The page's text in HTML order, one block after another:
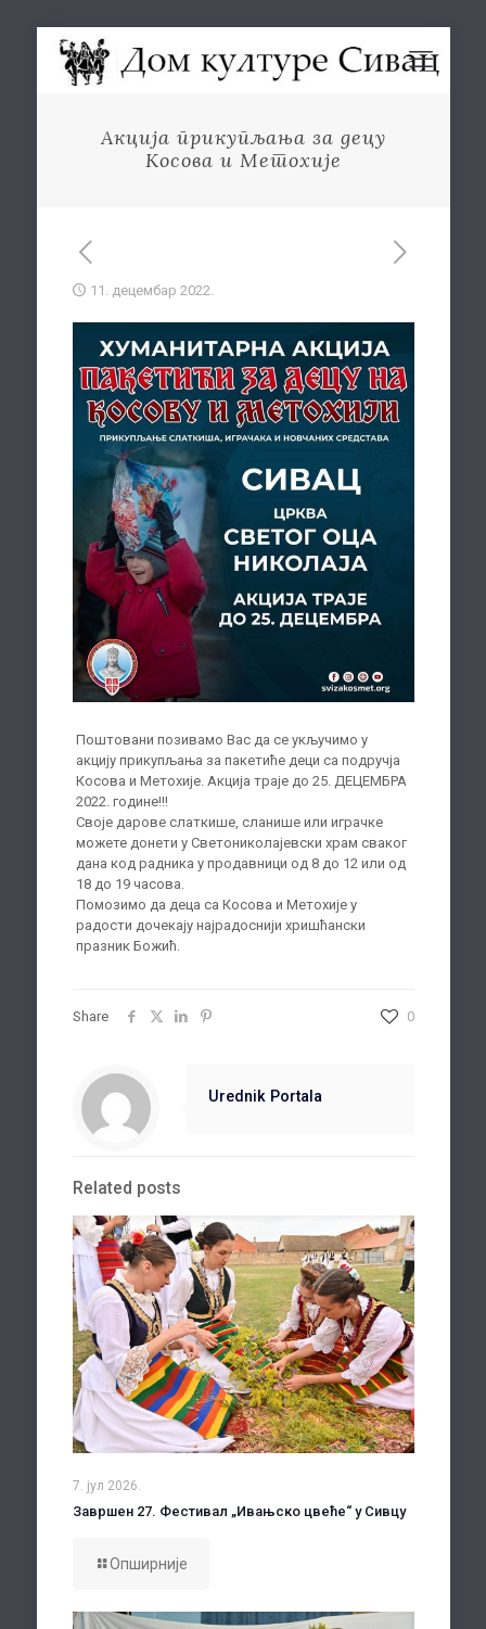
Акција прикупљања за децу
Косова и Метохије
11. децембар 2022.
Поштовани позивамо Вас да се укључимо у
акцију прикупљања за пакетиће деци са подручја
Косова и Метохије. Акција траје до 25. ДЕЦЕМБРА
2022. године!!!
Своје дарове слаткише, сланише или играчке
можете донети у Светониколајевски храм сваког
дана код радника у продавници од 8 до 12 или од
18 до 19 часова.
Помозимо да деца са Косова и Метохије у
радости дочекају најрадоснији хришћански
празник Божић.
Share 0
Urednik Portala
Related posts
7. јул 2026.
Завршен 27. Фестивал „Ивањско цвеће“ у Сивцу
Опширније